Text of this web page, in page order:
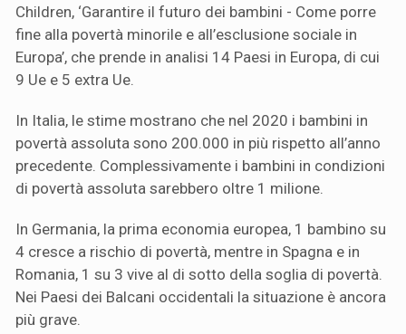
Children, ‘Garantire il futuro dei bambini - Come porre
fine alla povertà minorile e all’esclusione sociale in
Europa’, che prende in analisi 14 Paesi in Europa, di cui
9 Ue e 5 extra Ue.
In Italia, le stime mostrano che nel 2020 i bambini in
povertà assoluta sono 200.000 in più rispetto all’anno
precedente. Complessivamente i bambini in condizioni
di povertà assoluta sarebbero oltre 1 milione.
In Germania, la prima economia europea, 1 bambino su
4 cresce a rischio di povertà, mentre in Spagna e in
Romania, 1 su 3 vive al di sotto della soglia di povertà.
Nei Paesi dei Balcani occidentali la situazione è ancora
più grave.